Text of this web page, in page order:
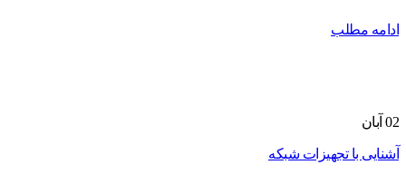
ادامه مطلب
02 آبان
آشنایی با تجهیزات شبکه